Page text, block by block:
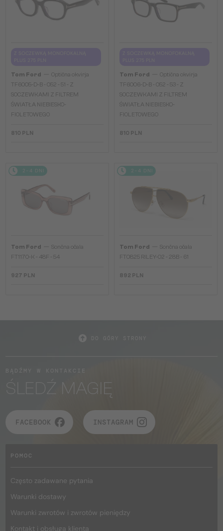
Tom Ford
Optična okvirja
TF6005-D-B - 052 - 51 - Z
SOCZEWKAMI Z FILTREM
ŚWIATŁA NIEBIESKO-
FIOLETOWEGO
810 PLN
Tom Ford
Optična okvirja
TF6006-D-B - 052 - 53 - Z
SOCZEWKAMI Z FILTREM
ŚWIATŁA NIEBIESKO-
FIOLETOWEGO
810 PLN
2-4 DNI
Tom Ford
Sončna očala
FT1170-K - 48F - 54
927 PLN
2-4 DNI
Tom Ford
Sončna očala
FT0825 RILEY-02 - 28B - 61
892 PLN
ŚLEDŹ MAGIĘ
FACEBOOK INSTAGRAM
POMOC
Często zadawane pytania
Warunki dostawy
Warunki zwrotów i zwrotów pieniędzy
Kontakt i obsługa klienta